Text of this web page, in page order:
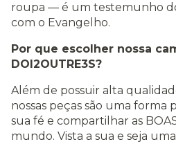
roupa — é um testemunho
com o Evangelho.
Por que escolher nossa
DOI2OUTRE3S?
Além de possuir alta
nossas peças são uma forma
sua fé e compartilhar as
mundo. Vista a sua e seja